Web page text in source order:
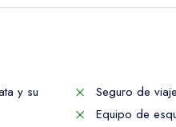
y su
Seguro de viaje
Equipo de